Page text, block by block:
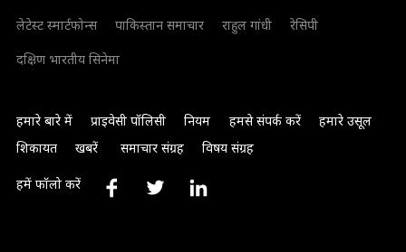
लेटेस्ट स्मार्टफोन्स
पाकिस्तान समाचार राहुल गांधी
रेसिपी
दक्षिण भारतीय सिनेमा
हमारे बारे में प्राइवेसी पॉलिसी नियम हमसे संपर्क करें
हमारे उसूल
शिकायत
खबरें समाचार संग्रह विषय संग्रह
हमें फॉलो करें